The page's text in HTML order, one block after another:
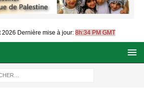
2026 Dernière mise à jour: 8h:34 PM GMT